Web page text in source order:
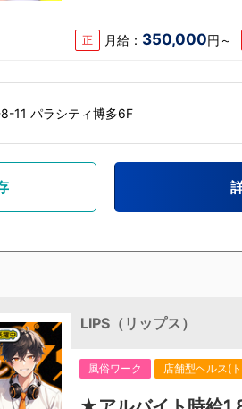
正 月給： 350,000円～
11 パラシティ博多6F
LIPS（リップス）
風俗ワーク 店舗型ヘルス(